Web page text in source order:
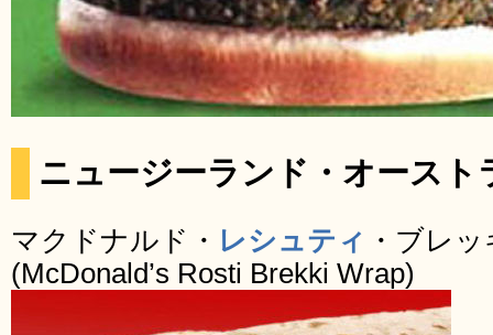
ニュージーランド・オースト
マクドナルド・ レシュティ ・ブレ
(McDonald’s Rosti Brekki Wrap)